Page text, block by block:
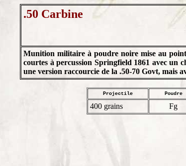
.50 Carbine
Munition militaire à poudre noire mise au
courtes à percussion Springfield 1861 avec
une version raccourcie de la .50-70 Govt, mais
Projectile Poudre
400 grains Fg